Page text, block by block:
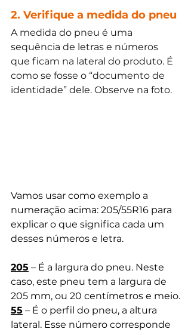
2. Verifique a medida do pneu
A medida do pneu é uma
sequência de letras e números
que ficam na lateral do produto. É
como se fosse o “documento de
identidade” dele. Observe na foto.
Vamos usar como exemplo a
numeração acima: 205/55R16 para
explicar o que significa cada um
desses números e letra.
205 – É a largura do pneu. Neste
caso, este pneu tem a largura de
205 mm, ou 20 centímetros e meio.
55 – É o perfil do pneu, a altura
lateral. Esse número corresponde